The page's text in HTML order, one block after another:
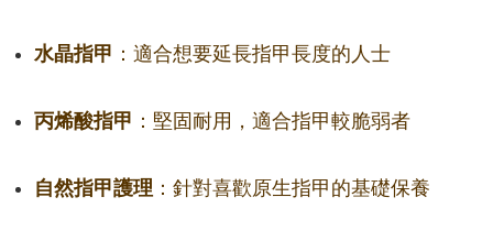
水晶指甲 ：適合想要延長指甲長度的人士
丙烯酸指甲 ：堅固耐用，適合指甲較脆弱者
自然指甲護理 ：針對喜歡原生指甲的基礎保養